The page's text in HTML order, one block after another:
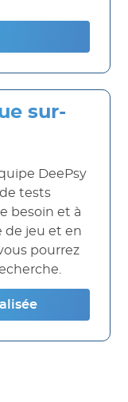
sur-
DeePsy
tests
besoin et à
de jeu et en
pourrez